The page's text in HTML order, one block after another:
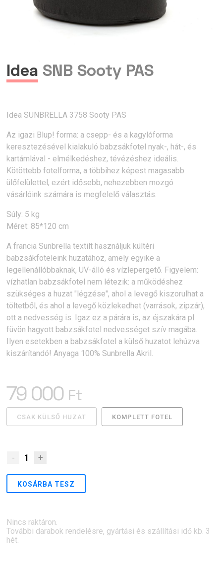
Idea SNB Sooty PAS
Idea SUNBRELLA 3758 Sooty PAS
Az igazi Blup! forma: a csepp- és a kagylóforma
keresztezésével kialakuló babzsákfotel nyak-, hát-, és
kartámlával - elmélkedéshez, tévézéshez ideális.
Kötöttebb fotelforma, a többihez képest magasabb
ülőfelülettel, ezért idősebb, nehezebben mozgó
vásárlóink számára is megfelelő választás.
Súly: 5 kg
Méret: 85*120 cm
A francia Sunbrella textilt használjuk kültéri
babzsákfoteleink huzatához, amely egyike a
legellenállóbbaknak, UV-álló és vízlepergető. Figyelem:
vízhatlan babzsákfotel nem létezik: a működéshez
szükséges a huzat "légzése", ahol a levegő kiszorulhat a
töltetből, és ahol a levegő közlekedhet (varrások, zipzár),
ott a nedvesség is. Igaz ez a párára is, az éjszakára pl.
füvön hagyott babzsákfotel nedvességet szív magába.
Ilyen esetekben a babzsákfotel a külső huzatot lehúzva
kiszárítandó! Anyaga 100% Sunbrella Akril.
79 000 Ft
CSAK KÜLSŐ HUZAT KOMPLETT FOTEL
- 1 +
KOSÁRBA TESZ
Nincs raktáron.
További darabok rendelésre, gyártási és szállítási idő kb. 3
hét.